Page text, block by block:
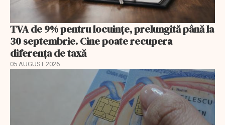
TVA de 9% pentru locuințe, prelungită până la
30 septembrie. Cine poate recupera
diferența de taxă
05 AUGUST 2026